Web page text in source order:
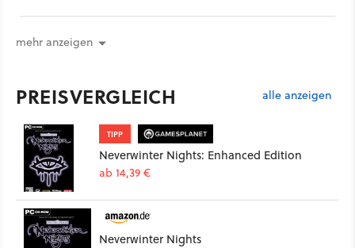
mehr anzeigen
PREISVERGLEICH alle anzeigen
TIPP
Neverwinter Nights: Enhanced Edition
ab 14,39 €
Neverwinter Nights